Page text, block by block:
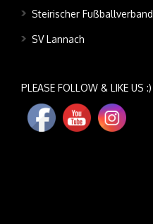
Steirischer Fußballverband
SV Lannach
PLEASE FOLLOW & LIKE US :)